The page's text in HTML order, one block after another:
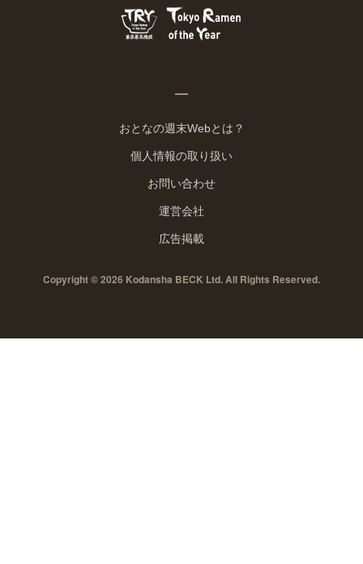
おとなの週末Webとは？
個人情報の取り扱い
お問い合わせ
運営会社
広告掲載
Copyright © 2026 Kodansha BECK Ltd. All Rights Reserved.